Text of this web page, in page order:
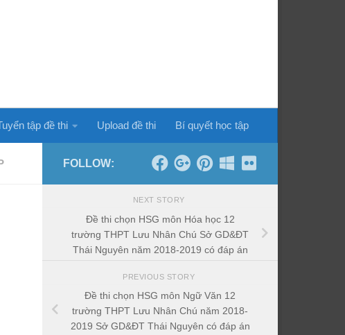
tập đề thi Upload đề thi Bí quyết học tập
FOLLOW:
NEXT STORY
Đề thi chọn HSG môn Hóa học 12
trường THPT Lưu Nhân Chú Sở GD&ĐT
Thái Nguyên năm 2018-2019 có đáp án
PREVIOUS STORY
Đề thi chọn HSG môn Ngữ Văn 12
trường THPT Lưu Nhân Chú năm 2018-
2019 Sở GD&ĐT Thái Nguyên có đáp án